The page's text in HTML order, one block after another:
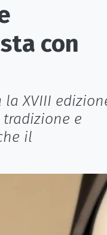
con
XVIII
e
il